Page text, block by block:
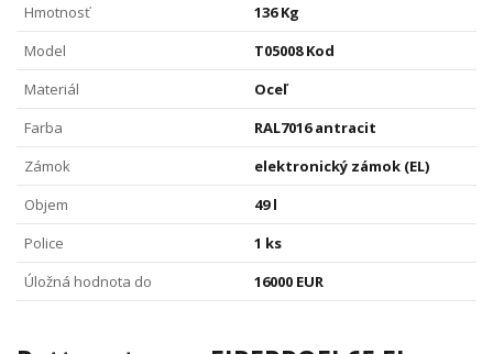
Hmotnosť
136 Kg
Model
T05008 Kod
Materiál
Oceľ
Farba
RAL7016 antracit
Zámok
elektronický zámok (EL)
Objem
49 l
Police
1 ks
Úložná hodnota do
16000 EUR